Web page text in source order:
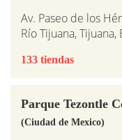
Av. Paseo de los
Río Tijuana,
133 tiendas
Parque Tezontle
(Ciudad de Mexico)